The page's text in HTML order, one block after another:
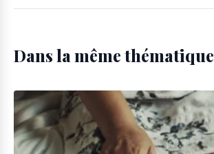
Dans la même thématique